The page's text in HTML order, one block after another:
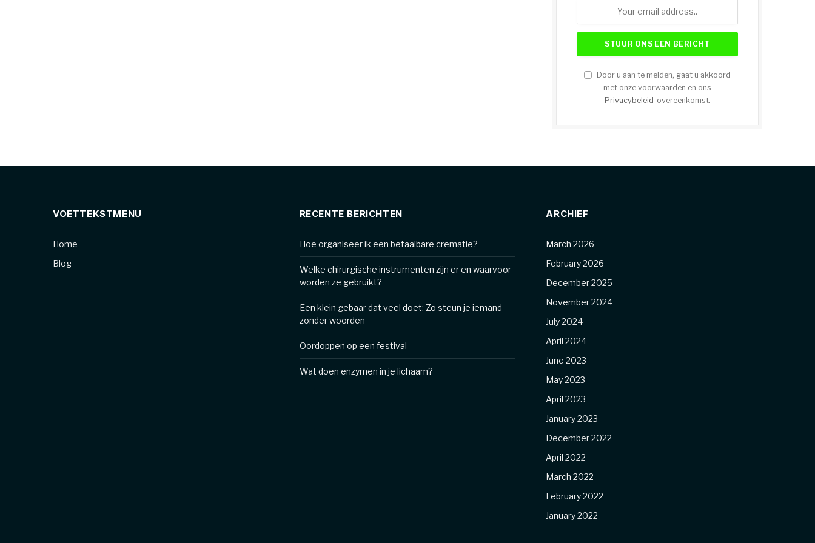
Door u aan te melden, gaat u akkoord
met onze voorwaarden en ons
Privacybeleid -overeenkomst.
VOETTEKSTMENU
Home
Blog
RECENTE BERICHTEN
Hoe organiseer ik een betaalbare crematie?
Welke chirurgische instrumenten zijn er en waarvoor
worden ze gebruikt?
Een klein gebaar dat veel doet: Zo steun je iemand
zonder woorden
Oordoppen op een festival
Wat doen enzymen in je lichaam?
ARCHIEF
March 2026
February 2026
December 2025
November 2024
July 2024
April 2024
June 2023
May 2023
April 2023
January 2023
December 2022
April 2022
March 2022
February 2022
January 2022